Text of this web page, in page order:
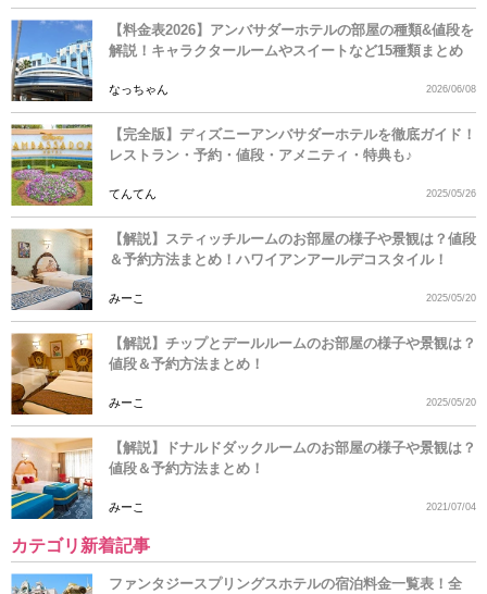
【料金表2026】アンバサダーホテルの部屋の種類&値段を
解説！キャラクタールームやスイートなど15種類まとめ
なっちゃん 2026/06/08
【完全版】ディズニーアンバサダーホテルを徹底ガイド！
レストラン・予約・値段・アメニティ・特典も♪
てんてん 2025/05/26
【解説】スティッチルームのお部屋の様子や景観は？値段
＆予約方法まとめ！ハワイアンアールデコスタイル！
みーこ 2025/05/20
【解説】チップとデールルームのお部屋の様子や景観は？
値段＆予約方法まとめ！
みーこ 2025/05/20
【解説】ドナルドダックルームのお部屋の様子や景観は？
値段＆予約方法まとめ！
みーこ 2021/07/04
カテゴリ新着記事
ファンタジースプリングスホテルの宿泊料金一覧表！全